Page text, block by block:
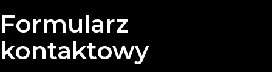
Formularz
kontaktowy